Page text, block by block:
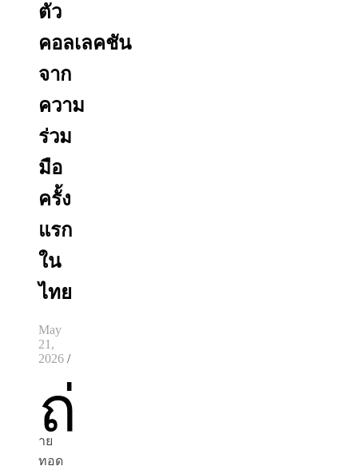
ตัว
คอลเลคชัน
จาก
ความ
ร่วม
มือ
ครั้ง
แรก
ใน
ไทย
May
21,
2026 /
ถ่
าย
ทอด